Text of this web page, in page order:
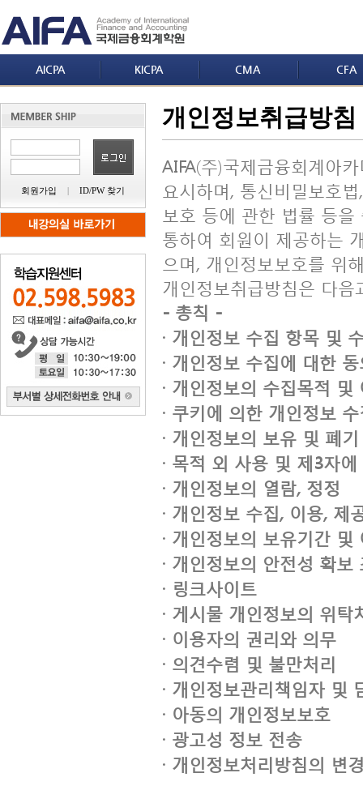
AICPA KICPA CMA CFA
회원가입 | ID/PW 찾기
개인정보취급방침
AIFA(주)국제금융회계아
요시하며, 통신비밀보호
보호 등에 관한 법률 등
통하여 회원이 제공하는
으며, 개인정보보호를 위
개인정보취급방침은 다음
- 총칙 -
· 개인정보 수집 항목 및
· 개인정보 수집에 대한
· 개인정보의 수집목적 및
· 쿠키에 의한 개인정보
· 개인정보의 보유 및 폐기
· 목적 외 사용 및 제3자
· 개인정보의 열람, 정정
· 개인정보 수집, 이용, 제
· 개인정보의 보유기간 및
· 개인정보의 안전성 확보
· 링크사이트
· 게시물 개인정보의 위탁
· 이용자의 권리와 의무
· 의견수렴 및 불만처리
· 개인정보관리책임자 및
· 아동의 개인정보보호
· 광고성 정보 전송
· 개인정보처리방침의 변